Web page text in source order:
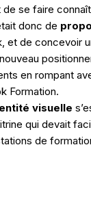
de se faire
donc de
et de concevoir
en rompant
Formation.
visuelle
qui devait
de